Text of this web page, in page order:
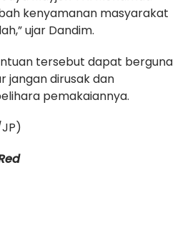
kenyamanan masyarakat
ujar Dandim.
tersebut dapat berguna
jangan dirusak dan
pemakaiannya.